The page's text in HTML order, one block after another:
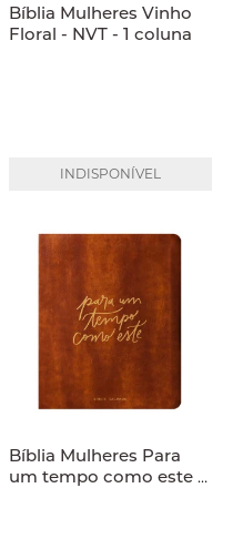
Bíblia Mulheres Vinho
Floral - NVT - 1 coluna
INDISPONÍVEL
Bíblia Mulheres Para
um tempo como este -